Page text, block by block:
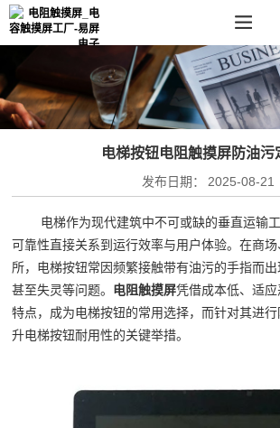
电梯按钮电阻触摸屏防油污
发布日期： 2025-08-21
电梯作为现代建筑中不可或缺的垂直运输
可靠性直接关系到运行效率与用户体验。在商
所，电梯按钮常因频繁接触带有油污的手指而
甚至失灵等问题。 电阻触摸屏凭借成本低、适
特点，成为电梯按钮的常用选择，而针对其进
升电梯按钮耐用性的关键举措。